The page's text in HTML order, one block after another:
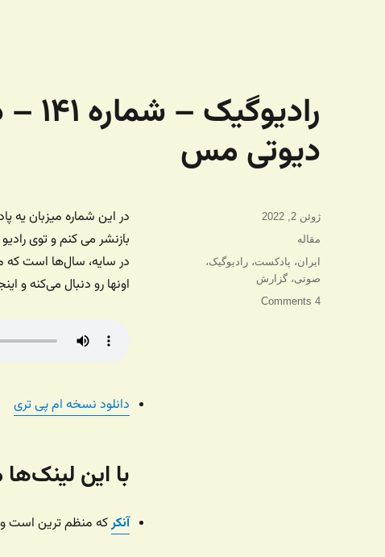
دیوتی مس
در این شماره میزبان یه
بازنشر می کنم و توی
در سایه، سال‌ها است که
اونها رو دنبال می‌کنه و
دانلود نسخه ام پی تری
با این
آنکرکه منظم ترین است و
ارسال
شده
ژوئن 2, 2022
دسته‌ها
مقاله
برچسب‌ها
ایران، پادکست،رادیوگیک،
صوتی،گزارش
4 Comments